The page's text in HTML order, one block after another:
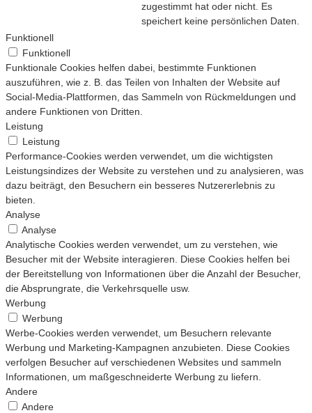
zugestimmt hat oder nicht. Es
speichert keine persönlichen Daten.
Funktionell
Funktionell
Funktionale Cookies helfen dabei, bestimmte Funktionen
auszuführen, wie z. B. das Teilen von Inhalten der Website auf
Social-Media-Plattformen, das Sammeln von Rückmeldungen und
andere Funktionen von Dritten.
Leistung
Leistung
Performance-Cookies werden verwendet, um die wichtigsten
Leistungsindizes der Website zu verstehen und zu analysieren, was
dazu beiträgt, den Besuchern ein besseres Nutzererlebnis zu
bieten.
Analyse
Analyse
Analytische Cookies werden verwendet, um zu verstehen, wie
Besucher mit der Website interagieren. Diese Cookies helfen bei
der Bereitstellung von Informationen über die Anzahl der Besucher,
die Absprungrate, die Verkehrsquelle usw.
Werbung
Werbung
Werbe-Cookies werden verwendet, um Besuchern relevante
Werbung und Marketing-Kampagnen anzubieten. Diese Cookies
verfolgen Besucher auf verschiedenen Websites und sammeln
Informationen, um maßgeschneiderte Werbung zu liefern.
Andere
Andere